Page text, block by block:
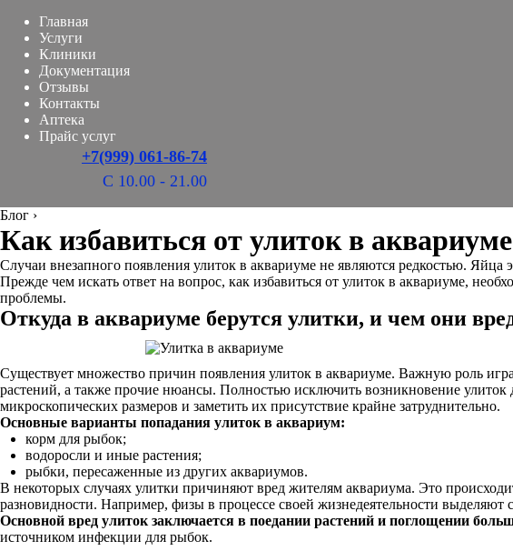
Главная
Услуги
Клиники
Документация
Отзывы
Контакты
Аптека
Прайс услуг
+7(999) 061-86-74
С 10.00 - 21.00
Блог ›
Как избавиться от улиток в аквариуме
Случаи внезапного появления улиток в аквариуме не являются редкостью.
Прежде чем искать ответ на вопрос, как избавиться от улиток в аквариуме,
проблемы.
Откуда в аквариуме берутся улитки, и чем они
Существует множество причин появления улиток в аквариуме. Важную роль
растений, а также прочие нюансы. Полностью исключить возникновение
микроскопических размеров и заметить их присутствие крайне затруднительно.
Основные варианты попадания улиток в аквариум:
корм для рыбок;
водоросли и иные растения;
рыбки, пересаженные из других аквариумов.
В некоторых случаях улитки причиняют вред жителям аквариума. Это
разновидности. Например, физы в процессе своей жизнедеятельности выделяют
Основной вред улиток заключается в поедании растений и поглощении
источником инфекции для рыбок.